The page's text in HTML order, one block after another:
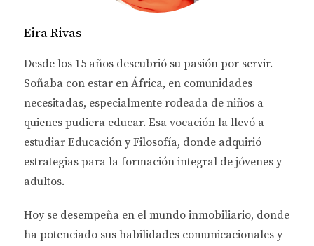
este viaje puede hacer la diferencia entre una
experiencia estresante y una gratificante.
EL PAISAJE EMOCIONAL DE
LA COMPRA DE UNA
VIVIENDA
El proceso de comprar una casa puede provocar
una serie de emociones complejas. Desde la emoción
establecer una oferta, cada fase puede estar
acompañada de diferentes sentimientos. Las
Eira Rivas
Desde los 15 años descubrió su pasión por servir.
Soñaba con estar en África, en comunidades
necesitadas, especialmente rodeada de niños a
quienes pudiera educar. Esa vocación la llevó a
estudiar Educación y Filosofía, donde adquirió
estrategias para la formación integral de jóvenes y
adultos.
Hoy se desempeña en el mundo inmobiliario, donde
ha potenciado sus habilidades comunicacionales y